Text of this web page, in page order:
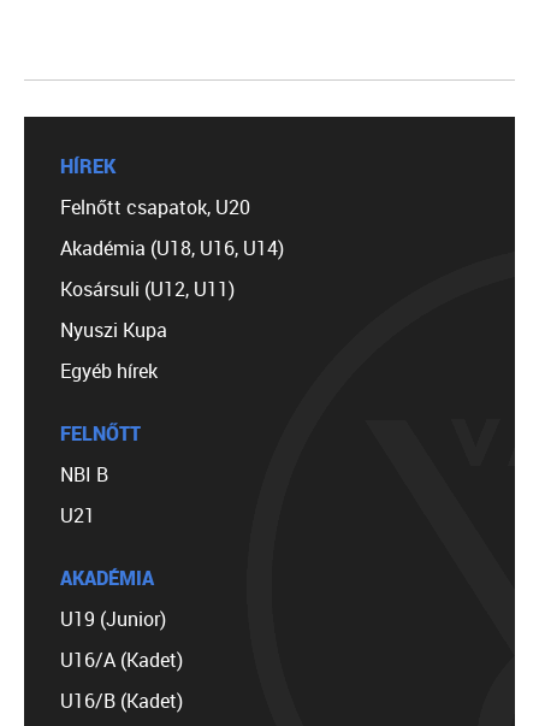
HÍREK
Felnőtt csapatok, U20
Akadémia (U18, U16, U14)
Kosársuli (U12, U11)
Nyuszi Kupa
Egyéb hírek
FELNŐTT
NBI B
U21
AKADÉMIA
U19 (Junior)
U16/A (Kadet)
U16/B (Kadet)